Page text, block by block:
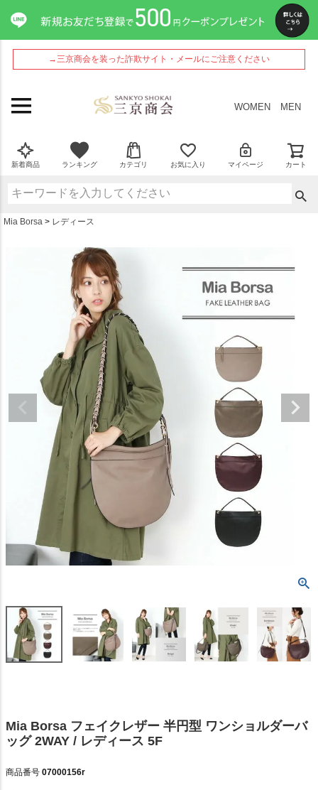
→三京商会を装った詐欺サイト・メールにご注意ください
WOMEN MEN
新着商品 ランキング カテゴリ お気に入り マイページ カート
Mia Borsa レディース
Mia Borsa フェイクレザー 半円型 ワンショルダーバ
ッグ 2WAY / レディース 5F
商品番号 07000156r
ペー
ジト
ップ
へ